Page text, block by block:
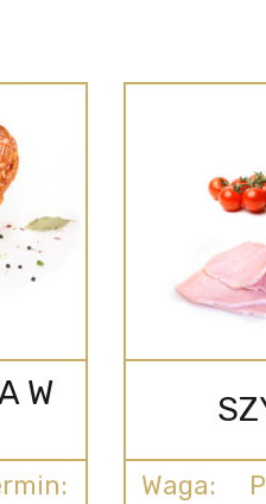
W
Waga: